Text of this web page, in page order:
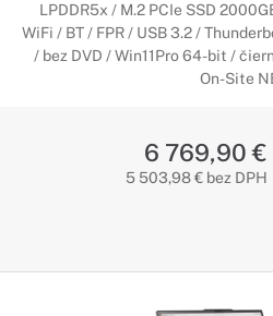
LPDDR5x / M.2 PCIe SSD
WiFi / BT / FPR / USB 3.2 /
/ bez DVD / Win11Pro 64-bit /
On-Site
6 769,90 €
5 503,98 € bez DPH